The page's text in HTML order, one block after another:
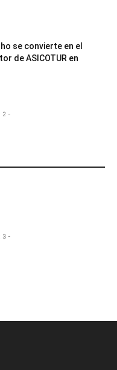
se convierte en el
de ASICOTUR en
2 -
3 -